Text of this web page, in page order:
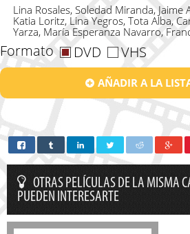
Lina Rosales, Soledad Miranda, Jaime
Katia Loritz, Lina Yegros, Tota Alba,
Yarza, María Esperanza Navarro,
Formato DVD VHS
AÑADIR A LA
OTRAS PELÍCULAS DE LA MISMA
PUEDEN INTERESARTE